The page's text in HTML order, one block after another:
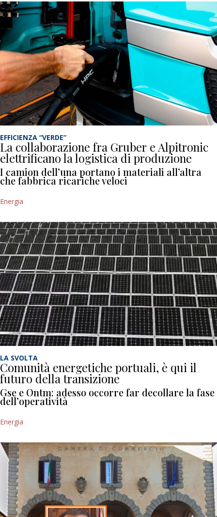
EFFICIENZA “VERDE”
La collaborazione fra Gruber e Alpitronic
elettrificano la logistica di produzione
I camion dell’una portano i materiali all’altra
che fabbrica ricariche veloci
Energia
LA SVOLTA
Comunità energetiche portuali, è qui il
futuro della transizione
Gse e Ontm: adesso occorre far decollare la fase
dell’operatività
Energia